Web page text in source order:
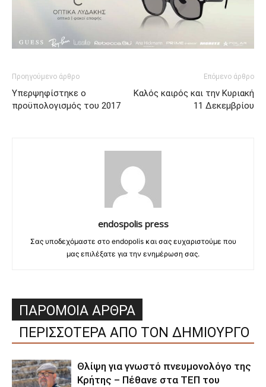
Προηγούμενο άρθρο
Υπερψηφίστηκε ο
προϋπολογισμός του 2017
Επόμενο άρθρο
Kαλός καιρός και την Κυριακή
11 Δεκεμβρίου
endospolis press
Σας υποδεχόμαστε στο endopolis και σας ευχαριστούμε που
μας επιλέξατε για την ενημέρωση σας.
ΠΑΡΟΜΟΙΑ ΑΡΘΡΑ
ΠΕΡΙΣΣΟΤΕΡΑ ΑΠΟ ΤΟΝ ΔΗΜΙΟΥΡΓΟ
Θλίψη για γνωστό πνευμονολόγο της
Κρήτης – Πέθανε στα ΤΕΠ του